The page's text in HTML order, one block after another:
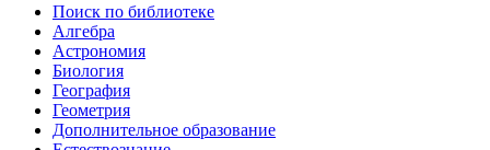
Поиск по библиотеке
Алгебра
Астрономия
Биология
География
Геометрия
Дополнительное образование